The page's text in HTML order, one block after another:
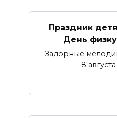
Праздник
День
Задорные
8